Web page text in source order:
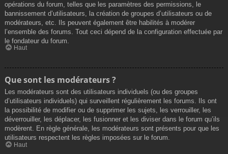
opérations du forum, telles que les paramètres des permissions, le
bannissement d’utilisateurs, la création de groupes d’utilisateurs ou de
modérateurs, etc. Ils peuvent également être habilités à modérer
l’ensemble des forums. Tout ceci dépend de la configuration effectuée par
le fondateur du forum.
Haut
Que sont les modérateurs ?
Les modérateurs sont des utilisateurs individuels (ou des groupes
d’utilisateurs individuels) qui surveillent régulièrement les forums. Ils ont
la possibilité de modifier ou de supprimer les sujets, les verrouiller, les
déverrouiller, les déplacer, les fusionner et les diviser dans le forum qu’ils
modèrent. En règle générale, les modérateurs sont présents pour que les
utilisateurs respectent les règles imposées sur le forum.
Haut